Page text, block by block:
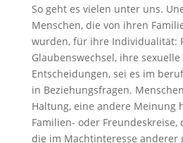
So geht es vielen unter uns.
Menschen, die von ihren
wurden, für ihre Individualität:
Glaubenswechsel, ihre
Entscheidungen, sei es im
in Beziehungsfragen.
Haltung, eine andere Meinung
Familien- oder
die im Machtinteresse anderer